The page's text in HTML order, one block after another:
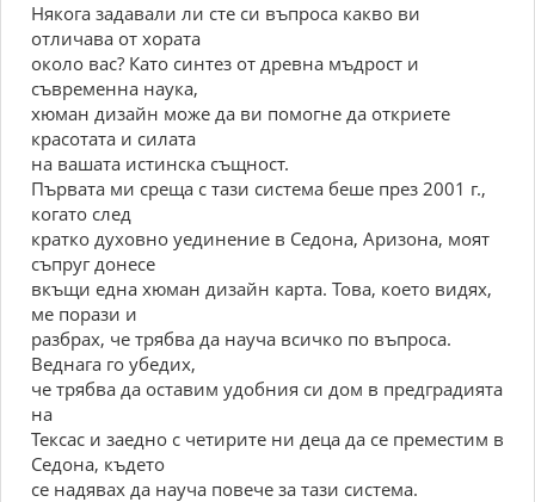
Някога задавали ли сте си въпроса какво ви
отличава от хората
около вас? Като синтез от древна мъдрост и
съвременна наука,
хюман дизайн може да ви помогне да откриете
красотата и силата
на вашата истинска същност.
Първата ми среща с тази система беше през 2001 г.,
когато след
кратко духовно уединение в Седона, Аризона, моят
съпруг донесе
вкъщи една хюман дизайн карта. Това, което видях,
ме порази и
разбрах, че трябва да науча всичко по въпроса.
Веднага го убедих,
че трябва да оставим удобния си дом в предградията
на
Тексас и заедно с четирите ни деца да се преместим в
Седона, където
се надявах да науча повече за тази система.